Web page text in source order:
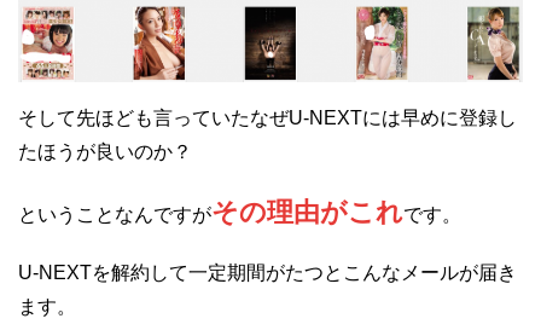
そして先ほども言っていたなぜU-NEXTには早めに登録し
たほうが良いのか？
ということなんですがその理由がこれです。
U-NEXTを解約して一定期間がたつとこんなメールが届き
ます。